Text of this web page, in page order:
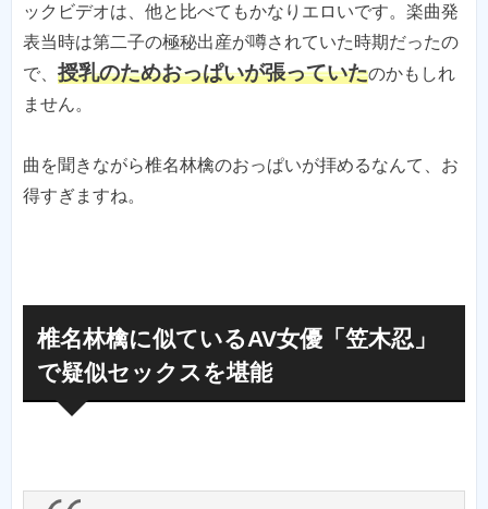
ックビデオは、他と比べてもかなりエロいです。楽曲発
表当時は第二子の極秘出産が噂されていた時期だったの
で、 授乳のためおっぱいが張っていたのかもしれ
ません。
曲を聞きながら椎名林檎のおっぱいが拝めるなんて、お
得すぎますね。
椎名林檎に似ているAV女優「笠木忍」
で疑似セックスを堪能